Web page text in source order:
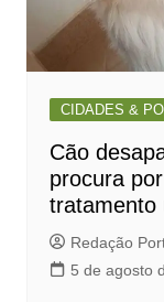
CIDADES &
Cão
procura
tratamento
Redação
5 de agosto